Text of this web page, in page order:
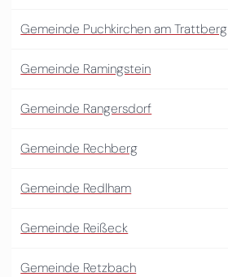
Gemeinde Puchkirchen am Trattberg
Gemeinde Ramingstein
Gemeinde Rangersdorf
Gemeinde Rechberg
Gemeinde Redlham
Gemeinde Reißeck
Gemeinde Retzbach